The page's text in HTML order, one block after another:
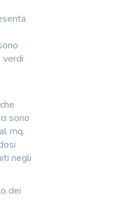
verdi
sono
mq.
negli
dei